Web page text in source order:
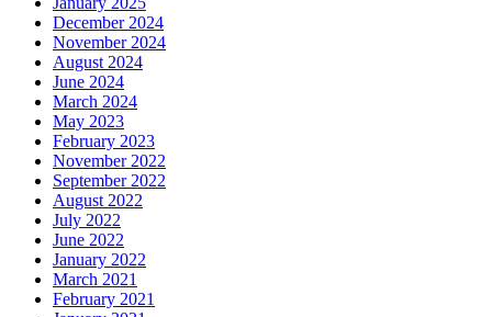
December 2024
November 2024
August 2024
June 2024
March 2024
May 2023
February 2023
November 2022
September 2022
August 2022
July 2022
June 2022
January 2022
March 2021
February 2021